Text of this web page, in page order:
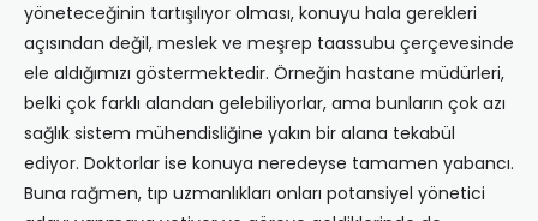
yöneteceğinin tartışılıyor olması, konuyu hala gerekleri
açısından değil, meslek ve meşrep taassubu çerçevesinde
ele aldığımızı göstermektedir. Örneğin hastane müdürleri,
belki çok farklı alandan gelebiliyorlar, ama bunların çok azı
sağlık sistem mühendisliğine yakın bir alana tekabül
ediyor. Doktorlar ise konuya neredeyse tamamen yabancı.
Buna rağmen, tıp uzmanlıkları onları potansiyel yönetici